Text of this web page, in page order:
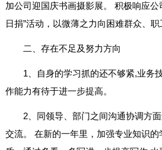
加公司迎国庆书画摄影展。 积极响应公
日捐”活动，以微薄之力向困难群众、职
二、存在不足及努力方向
1、自身的学习抓的还不够紧,业务
作能力有待于进一步提高。
2、同领导、部门之间沟通协调方
交流。 在新的一年里，加强专业知识